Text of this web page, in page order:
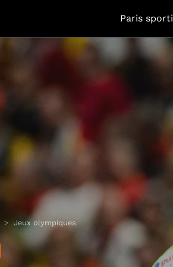
Paris
Jeux olympiques